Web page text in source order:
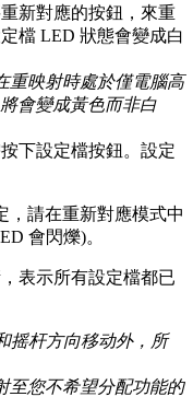
新對應的按鈕，來重
檔 LED 狀態會變成白
重映射時處於僅電腦高
會變成黃色而非白
下設定檔按鈕。設定
，請在重新對應模式中
會閃爍)。
表示所有設定檔都已
摇杆方向移动外，所
至您不希望分配功能的